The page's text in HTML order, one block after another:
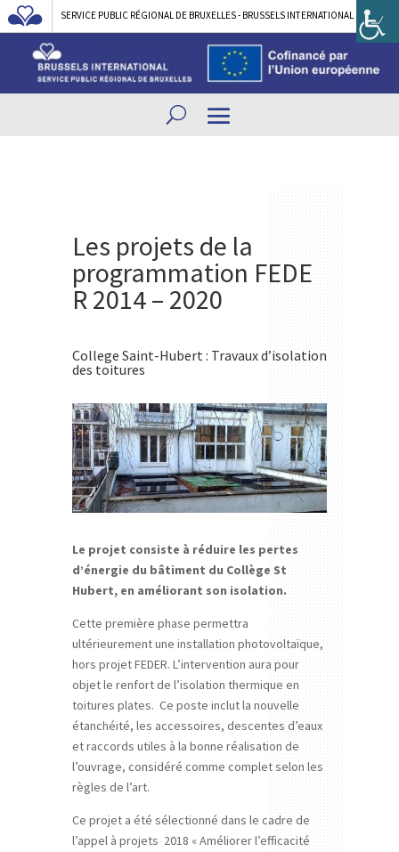
SERVICE PUBLIC RÉGIONAL DE BRUXELLES - BRUSSELS INTERNATIONAL
Les projets de la
programmation FEDE
R 2014 – 2020
College Saint-Hubert : Travaux d’isolation
des toitures
Le projet consiste à réduire les pertes
d’énergie du bâtiment du Collège St
Hubert, en améliorant son isolation.
Cette première phase permettra
ultérieurement une installation photovoltaïque,
hors projet FEDER. L’intervention aura pour
objet le renfort de l’isolation thermique en
toitures plates. Ce poste inclut la nouvelle
étanchéité, les accessoires, descentes d’eaux
et raccords utiles à la bonne réalisation de
l’ouvrage, considéré comme complet selon les
règles de l’art.
Ce projet a été sélectionné dans le cadre de
l’appel à projets 2018 « Améliorer l’efficacité